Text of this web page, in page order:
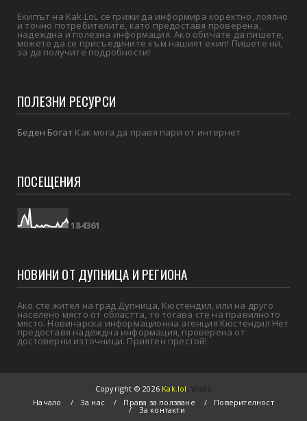
Екипът на Kak.LoL се грижи да информира коректно, лоялно
и точно потребителите, като предоставя проверена,
надеждна и полезна информация. Ако обичате да пишете,
можете да се присъедините към нашият екип! Пишете ни,
за да получите подробности!
ПОЛЕЗНИ РЕСУРСИ
Беден Богат Как мога да правя пари от интернет
ПОСЕЩЕНИЯ
184361
НОВИНИ ОТ ДУПНИЦА И РЕГИОНА
Ако сте жител на град Дупница, Кюстендил, или на друго
населено място от областта, то тогава сте на правилното
място. Новинарска информационна агенция Кюстендил Нет
предоставя надеждна информация, проверена от
достоверни източници. Приятен престой!
Copyright ©2026 Kak.lol , Viseo
Начало
За нас Права за ползване Поверителност
За контакти